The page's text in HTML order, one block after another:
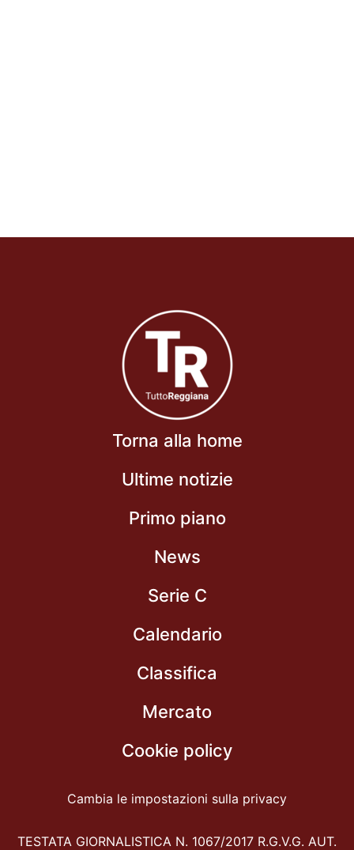
Torna alla home
Ultime notizie
Primo piano
News
Serie C
Calendario
Classifica
Mercato
Cookie policy
Cambia le impostazioni sulla privacy
TESTATA GIORNALISTICA N. 1067/2017 R.G.V.G. AUT.